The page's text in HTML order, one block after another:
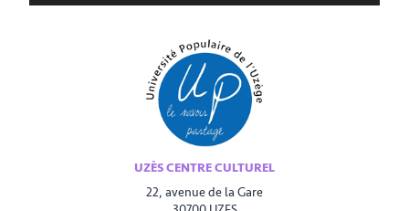
UZÈS CENTRE CULTUREL
22, avenue de la Gare